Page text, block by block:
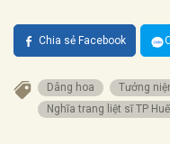
Chia sẻ Facebook
Dâng hoa Tưởng
Nghĩa trang liệt sĩ TP Huế